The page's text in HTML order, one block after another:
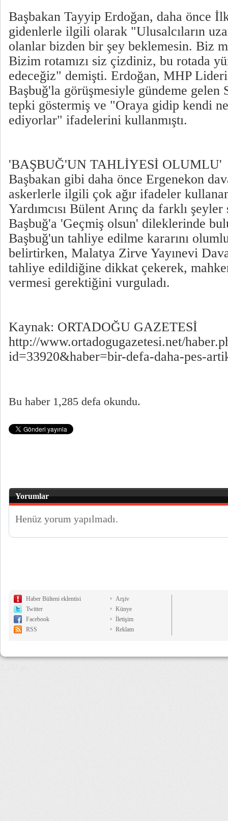
Başbakan Tayyip Erdoğan, daha önce
gidenlerle ilgili olarak "Ulusalcıların
olanlar bizden bir şey beklemesin. Biz
Bizim rotamızı siz çizdiniz, bu rotada
edeceğiz" demişti. Erdoğan, MHP
Başbuğ'la görüşmesiyle gündeme
tepki göstermiş ve "Oraya gidip kendi
ediyorlar" ifadelerini kullanmıştı.
'BAŞBUĞ'UN TAHLİYESİ OLUMLU'
Başbakan gibi daha önce Ergenekon
askerlerle ilgili çok ağır ifadeler
Yardımcısı Bülent Arınç da farklı
Başbuğ'a 'Geçmiş olsun' dileklerinde
Başbuğ'un tahliye edilme kararını
belirtirken, Malatya Zirve Yayınevi
tahliye edildiğine dikkat çekerek,
vermesi gerektiğini vurguladı.
Kaynak: ORTADOĞU GAZETESİ
http://www.ortadogugazetesi.net/
id=33920&haber=bir-defa-daha-pes-
Bu haber 1,285 defa okundu.
Yorumlar
Henüz yorum yapılmadı.
Haber Bülteni eklentisi
Twitter
Facebook
RSS
Arşiv
Künye
İletişim
Reklam